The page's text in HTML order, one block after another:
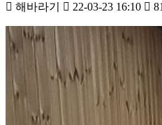
해바라기 22-03-23 16:10